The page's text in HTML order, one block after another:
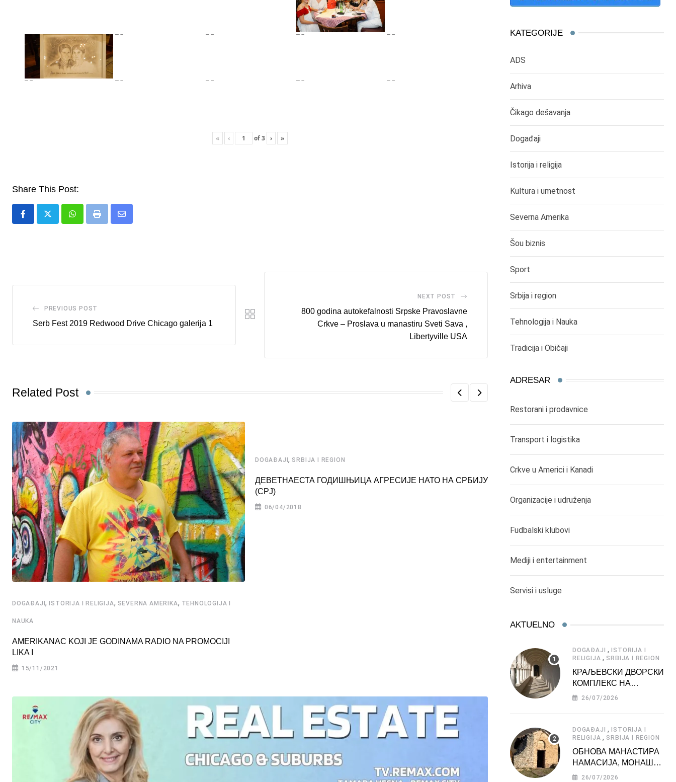
« ‹ of3 › »
Share This Post:
WhatsappPrint
Share
PREVIOUS POST
Serb Fest 2019 Redwood Drive Chicago galerija 1
NEXT POST
800 godina autokefalnosti Srpske Pravoslavne
Crkve – Proslava u manastiru Sveti Sava ,
Libertyville USA
Related Post
DOGAĐAJI, ISTORIJA I RELIGIJA, SEVERNA AMERIKA, TEHNOLOGIJA I
NAUKA
AMERIKANAC KOJI JE GODINAMA RADIO NA PROMOCIJI
LIKA I
15/11/2021
DOGAĐAJI, SRBIJA I REGION
ДЕВЕТНАЕСТА ГОДИШЊИЦА АГРЕСИЈЕ НАТО НА СРБИЈУ
(СРЈ)
06/04/2018
19/07/2017
KATEGORIJE
ADS
Arhiva
Čikago dešavanja
Događaji
Istorija i religija
Kultura i umetnost
Severna Amerika
Šou biznis
Sport
Srbija i region
Tehnologija i Nauka
Tradicija i Običaji
ADRESAR
Restorani i prodavnice
Transport i logistika
Crkve u Americi i Kanadi
Organizacije i udruženja
Fudbalski klubovi
Mediji i entertainment
Servisi i usluge
AKTUELNO
DOGAĐAJI , ISTORIJA I
RELIGIJA , SRBIJA I REGION
КРАЉЕВСКИ ДВОРСКИ
КОМПЛЕКС НА
ДЕДИЊУ –
АТРАКЦИЈА
26/07/2026
DOGAĐAJI , ISTORIJA I
RELIGIJA , SRBIJA I REGION
ОБНОВА МАНАСТИРА
НАМАСИЈА, МОНАШКЕ
ЗАДУЖБИНЕ
26/07/2026